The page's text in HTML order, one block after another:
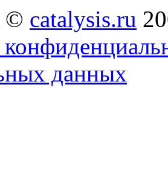
© catalysis.ru
данных